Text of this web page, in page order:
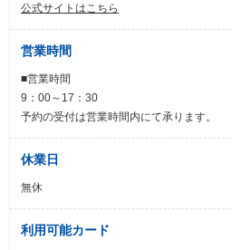
公式サイトはこちら
営業時間
■営業時間
9：00～17：30
予約の受付は営業時間内にて承ります。
休業日
無休
利用可能カード